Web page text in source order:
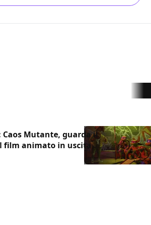
Mutante, guarda il
film animato in uscita